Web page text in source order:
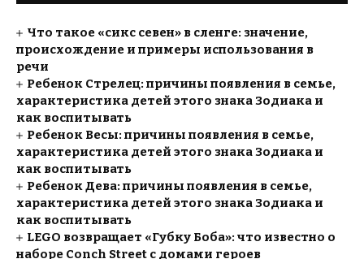
Что такое «сикс севен» в сленге: значение,
происхождение и примеры использования в
речи
Ребенок Стрелец: причины появления в семье,
характеристика детей этого знака Зодиака и
как воспитывать
Ребенок Весы: причины появления в семье,
характеристика детей этого знака Зодиака и
как воспитывать
Ребенок Дева: причины появления в семье,
характеристика детей этого знака Зодиака и
как воспитывать
LEGO возвращает «Губку Боба»: что известно о
наборе Conch Street с домами героев